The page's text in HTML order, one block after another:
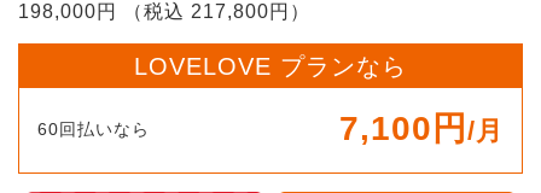
198,000円 （税込 217,800円）
LOVELOVE プランなら
60回払いなら 7,100円 /月